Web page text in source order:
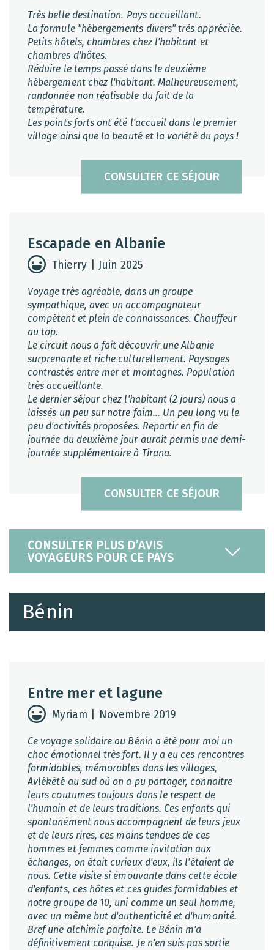
CONSULTER CE SÉJOUR
Très belle destination. Pays accueillant.
La formule "hébergements divers" très appréciée.
Petits hôtels, chambres chez l'habitant et
chambres d'hôtes.
Réduire le temps passé dans le deuxième
hébergement chez l'habitant. Malheureusement,
randonnée non réalisable du fait de la
température.
Les points forts ont été l'accueil dans le premier
village ainsi que la beauté et la variété du pays !
Escapade en Albanie
Thierry | Juin 2025
CONSULTER CE SÉJOUR
Voyage très agréable, dans un groupe
sympathique, avec un accompagnateur
compétent et plein de connaissances. Chauffeur
au top.
Le circuit nous a fait découvrir une Albanie
surprenante et riche culturellement. Paysages
contrastés entre mer et montagnes. Population
très accueillante.
Le dernier séjour chez l'habitant (2 jours) nous a
laissés un peu sur notre faim… Un peu long vu le
peu d'activités proposées. Repartir en fin de
journée du deuxième jour aurait permis une demi-
journée supplémentaire à Tirana.
CONSULTER PLUS D’AVIS
VOYAGEURS POUR CE PAYS
Bénin
Entre mer et lagune
Myriam | Novembre 2019
Ce voyage solidaire au Bénin a été pour moi un
choc émotionnel très fort. Il y a eu ces rencontres
formidables, mémorables dans les villages,
Avlékété au sud où on a pu partager, connaitre
leurs coutumes toujours dans le respect de
l'humain et de leurs traditions. Ces enfants qui
spontanément nous accompagnent de leurs jeux
et de leurs rires, ces mains tendues de ces
hommes et femmes comme invitation aux
échanges, on était curieux d'eux, ils l'étaient de
nous. Cette visite si émouvante dans cette école
d'enfants, ces hôtes et ces guides formidables et
notre groupe de 10, uni comme un seul homme,
avec un même but d'authenticité et d'humanité.
Bref une alchimie parfaite. Le Bénin m'a
définitivement conquise. Je n'en suis pas sortie